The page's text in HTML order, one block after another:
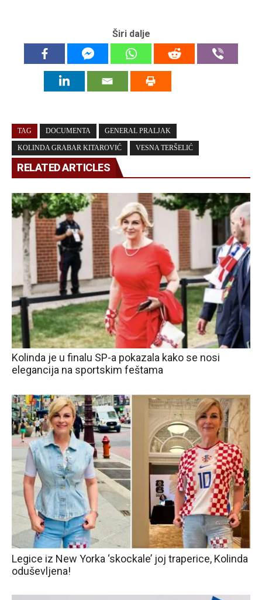
Širi dalje
TAG DOCUMENTA GENERAL PRALJAK
KOLINDA GRABAR KITAROVIĆ VESNA TERŠELIĆ
RELATED ARTICLES
Kolinda je u finalu SP-a pokazala kako se nosi
elegancija na sportskim feštama
Legice iz New Yorka ‘skockale’ joj traperice, Kolinda
oduševljena!